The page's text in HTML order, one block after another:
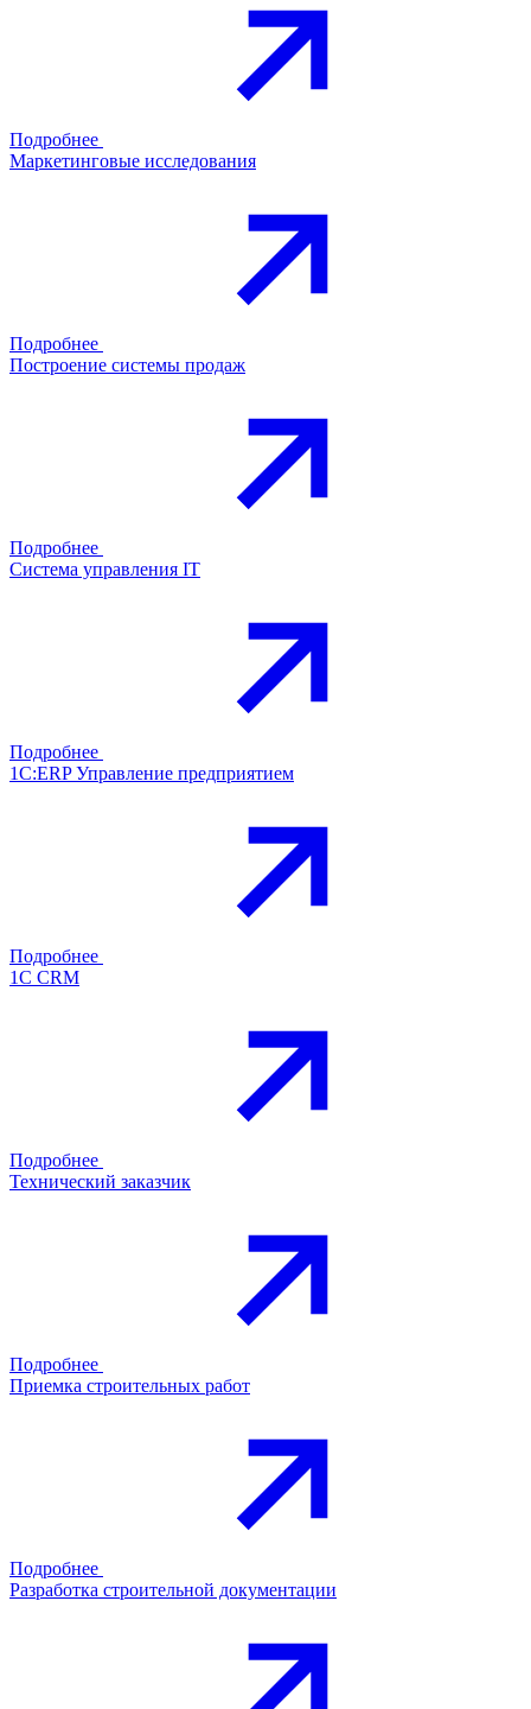
Подробнее
Маркетинговые исследования
Подробнее
Построение системы продаж
Подробнее
Система управления IT
Подробнее
1С:ERP Управление предприятием
Подробнее
1С CRM
Подробнее
Технический заказчик
Подробнее
Приемка строительных работ
Подробнее
Разработка строительной документации